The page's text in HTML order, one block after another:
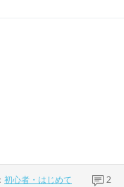
初心者・はじめて 2